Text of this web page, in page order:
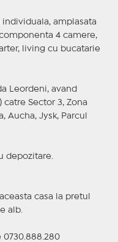
amplasata
4 camere,
living cu bucatarie
Leordeni, avand
catre Sector 3, Zona
Aucha, Jysk, Parcul
depozitare.
casa la pretul
alb.
0730.888.280